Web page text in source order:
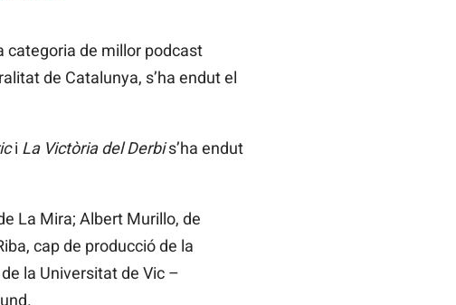
categoria de millor podcast
de Catalunya, s’ha endut el
i La Victòria del Derbis’ha endut
La Mira; Albert Murillo, de
cap de producció de la
la Universitat de Vic –